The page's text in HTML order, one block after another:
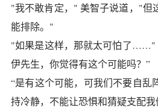
"我不敢肯定，" 美智子说道，"但
能排除。"
"如果是这样，那就太可怕了……"
伊先生，你觉得有这个可能吗？”
“是有这个可能，可我们不要自乱
持冷静，不能让恐惧和猜疑支配我